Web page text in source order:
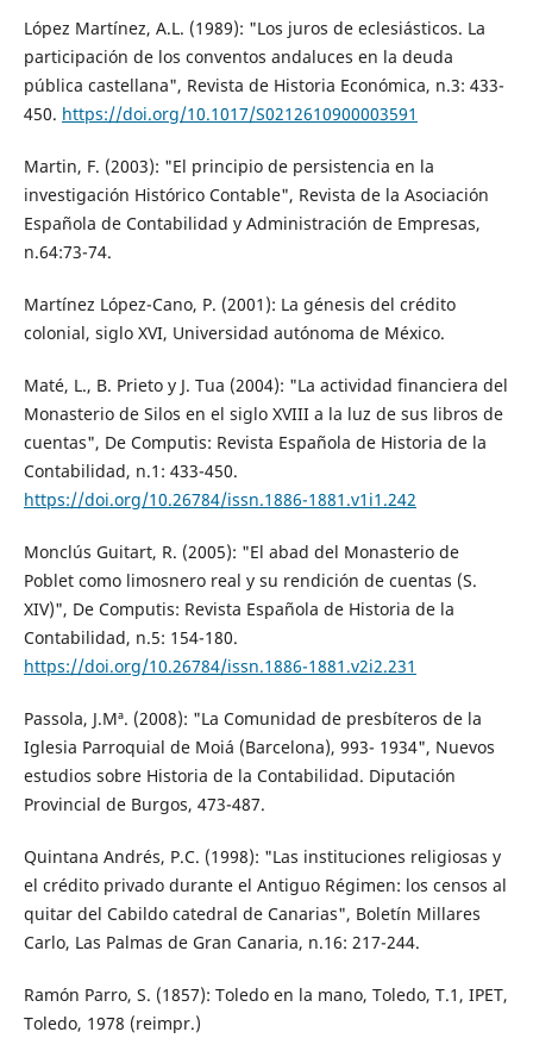
López Martínez, A.L. (1989): "Los juros de eclesiásticos. La
participación de los conventos andaluces en la deuda
pública castellana", Revista de Historia Económica, n.3: 433-
450. https://doi.org/10.1017/S0212610900003591
Martin, F. (2003): "El principio de persistencia en la
investigación Histórico Contable", Revista de la Asociación
Española de Contabilidad y Administración de Empresas,
n.64:73-74.
Martínez López-Cano, P. (2001): La génesis del crédito
colonial, siglo XVI, Universidad autónoma de México.
Maté, L., B. Prieto y J. Tua (2004): "La actividad financiera del
Monasterio de Silos en el siglo XVIII a la luz de sus libros de
cuentas", De Computis: Revista Española de Historia de la
Contabilidad, n.1: 433-450.
https://doi.org/10.26784/issn.1886-1881.v1i1.242
Monclús Guitart, R. (2005): "El abad del Monasterio de
Poblet como limosnero real y su rendición de cuentas (S.
XIV)", De Computis: Revista Española de Historia de la
Contabilidad, n.5: 154-180.
https://doi.org/10.26784/issn.1886-1881.v2i2.231
Passola, J.Mª. (2008): "La Comunidad de presbíteros de la
Iglesia Parroquial de Moiá (Barcelona), 993- 1934", Nuevos
estudios sobre Historia de la Contabilidad. Diputación
Provincial de Burgos, 473-487.
Quintana Andrés, P.C. (1998): "Las instituciones religiosas y
el crédito privado durante el Antiguo Régimen: los censos al
quitar del Cabildo catedral de Canarias", Boletín Millares
Carlo, Las Palmas de Gran Canaria, n.16: 217-244.
Ramón Parro, S. (1857): Toledo en la mano, Toledo, T.1, IPET,
Toledo, 1978 (reimpr.)